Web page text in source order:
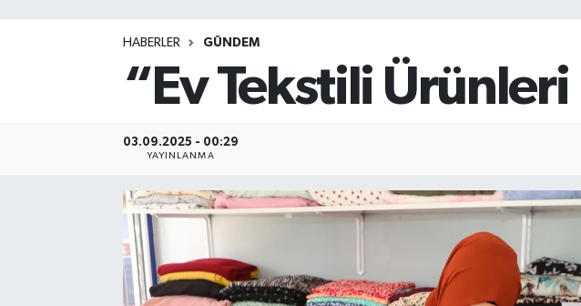
HABERLER GÜNDEM
“Ev Tekstili
03.09.2025 - 00:29
YAYINLANMA